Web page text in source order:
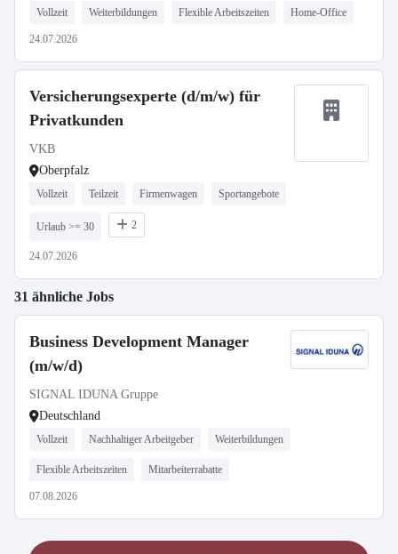
Vollzeit Weiterbildungen Flexible Arbeitszeiten Home-Office
24.07.2026
Versicherungsexperte (d/m/w) für
Privatkunden
VKB
Oberpfalz
Vollzeit Teilzeit Firmenwagen Sportangebote
Urlaub >= 30 2
24.07.2026
31 ähnliche Jobs
Business Development Manager
(m/w/d)
SIGNAL IDUNA Gruppe
Deutschland
Vollzeit Nachhaltiger Arbeitgeber Weiterbildungen
Flexible Arbeitszeiten Mitarbeiterrabatte
07.08.2026